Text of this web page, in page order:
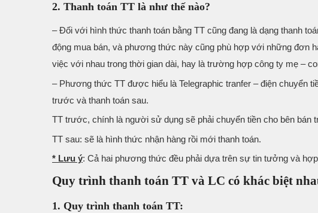
2. Thanh toán TT là như thế nào?
– Đối với hình thức thanh toán bằng TT cũng đang là dạng thanh
động mua bán, và phương thức này cũng phù hợp với những đơn
việc với nhau trong thời gian dài, hay là trường hợp công ty mẹ –
– Phương thức TT được hiểu là Telegraphic tranfer – điện chuyển
trước và thanh toán sau.
TT trước, chính là người sử dụng sẽ phải chuyển tiền cho bên bán
TT sau: sẽ là hình thức nhận hàng rồi mới thanh toán.
* Lưu ý: Cả hai phương thức đều phải dựa trên sự tin tưởng và
Quy trình thanh toán TT và LC có khác biệt
1. Quy trình thanh toán TT: